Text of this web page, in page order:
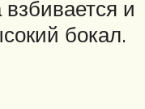
и
бокал.